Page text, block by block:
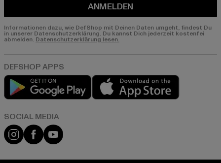
ANMELDEN
Informationen dazu, wie DefShop mit Deinen Daten umgeht, findest Du
in unserer Datenschutzerklärung. Du kannst Dich jederzeit kostenfei
abmelden. Datenschutzerklärung lesen.
Play market
Instagram
FacebookYouTube